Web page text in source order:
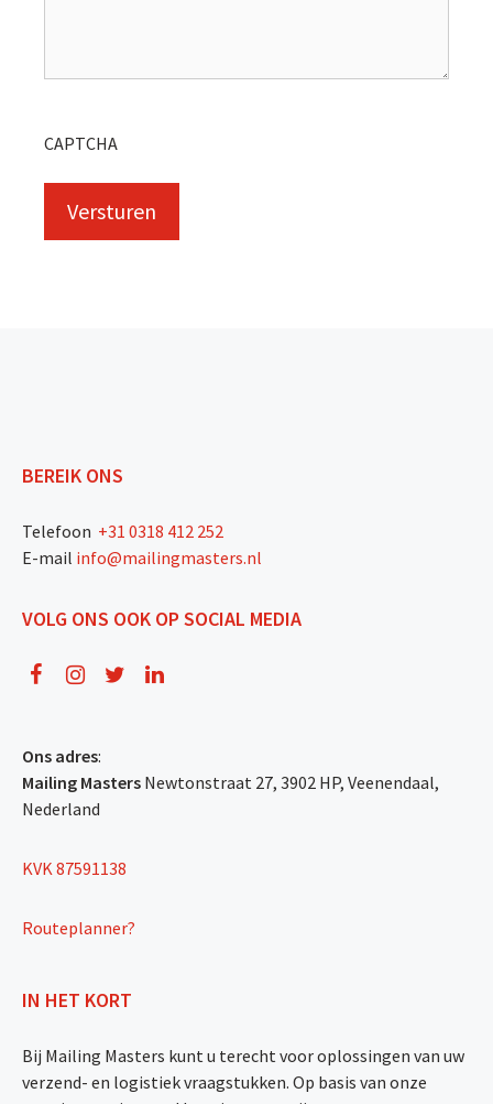
CAPTCHA
BEREIK ONS
Telefoon +31 0318 412 252
E-mail info@mailingmasters.nl
VOLG ONS OOK OP SOCIAL MEDIA
Ons adres:
Mailing Masters Newtonstraat 27, 3902 HP, Veenendaal,
Nederland
KVK 87591138
Routeplanner?
IN HET KORT
Bij Mailing Masters kunt u terecht voor oplossingen van uw
verzend- en logistiek vraagstukken. Op basis van onze